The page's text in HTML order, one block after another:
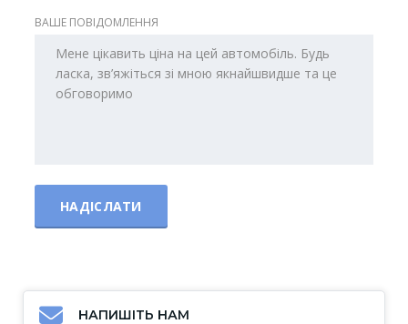
ВАШЕ ПОВІДОМЛЕННЯ
НАПИШІТЬ НАМ